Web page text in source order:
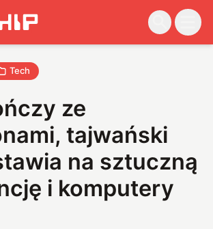
Tech
ze
tajwański
na sztuczną
i komputery